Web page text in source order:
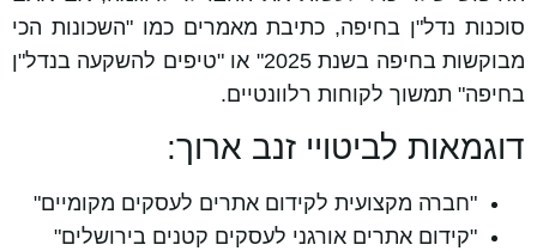
סוכנות נדל"ן בחיפה, כתיבת מאמרים כמו "השכונות הכי
מבוקשות בחיפה בשנת 2025" או "טיפים להשקעה בנדל"ן
בחיפה" תמשוך לקוחות רלוונטיים.
דוגמאות לביטויי זנב ארוך:
"חברה מקצועית לקידום אתרים לעסקים מקומיים"
"קידום אתרים אורגני לעסקים קטנים בירושלים"